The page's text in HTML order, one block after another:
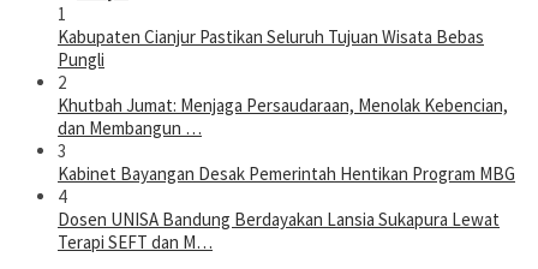
1
Kabupaten Cianjur Pastikan Seluruh Tujuan Wisata Bebas
Pungli
2
Khutbah Jumat: Menjaga Persaudaraan, Menolak Kebencian,
dan Membangun …
3
Kabinet Bayangan Desak Pemerintah Hentikan Program MBG
4
Dosen UNISA Bandung Berdayakan Lansia Sukapura Lewat
Terapi SEFT dan M…